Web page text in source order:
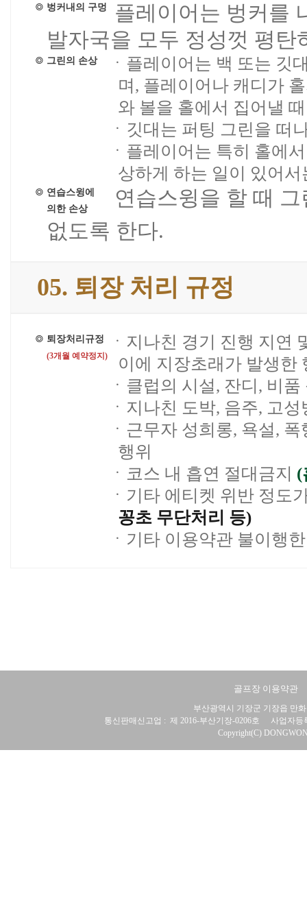
벙커내의 구멍
플레이어는 벙커를
발자국을 모두 정성껏 평
그린의 손상
ㆍ플레이어는 백 또는 깃
며, 플레이어나 캐디가
와 볼을 홀에서 집어낼
ㆍ깃대는 퍼팅 그린을 떠
ㆍ플레이어는 특히 홀에
상하게 하는 일이 있어서
연습스윙에
의한 손상
연습스윙을 할 때
없도록 한다.
05. 퇴장 처리 규정
퇴장처리규정
(3개월 예약정지)
ㆍ지나친 경기 진행 지연
이에 지장초래가 발생한
ㆍ클럽의 시설, 잔디, 비
ㆍ지나친 도박, 음주, 고
ㆍ근무자 성희롱, 욕설,
행위
ㆍ코스 내 흡연 절대금지 (
ㆍ기타 에티켓 위반 정도
꽁초 무단처리 등)
ㆍ기타 이용약관 불이행
골프장 이용약관
부산광역시 기장군 기장읍 만
통신판매신고업 : 제 2016-부산기장-0206호
사업자등
Copyright(C)